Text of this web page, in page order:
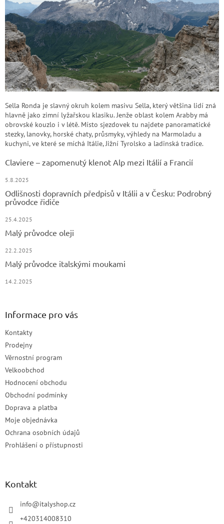
Sella Ronda je slavný okruh kolem masivu Sella, který většina lidí zná
hlavně jako zimní lyžařskou klasiku. Jenže oblast kolem Arabby má
obrovské kouzlo i v létě. Místo sjezdovek tu najdete panoramatické
stezky, lanovky, horské chaty, průsmyky, výhledy na Marmoladu a
kuchyni, ve které se míchá Itálie, Jižní Tyrolsko a ladinská tradice.
Claviere – zapomenutý klenot Alp mezi Itálií a Francií
5.8.2025
Odlišnosti dopravních předpisů v Itálii a v Česku: Podrobný
průvodce řidiče
25.4.2025
Malý průvodce oleji
22.2.2025
Malý průvodce italskými moukami
14.2.2025
Informace pro vás
Kontakty
Prodejny
Věrnostní program
Velkoobchod
Hodnocení obchodu
Obchodní podmínky
Doprava a platba
Moje objednávka
Ochrana osobních údajů
Prohlášení o přístupnosti
Kontakt
info@italyshop.cz
+420314008310